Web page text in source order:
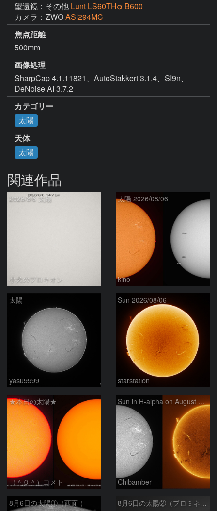
望遠鏡：その他 Lunt LS60THα B600
カメラ：ZWOASI294MC
焦点距離
500mm
画像処理
SharpCap 4.1.11821、AutoStakkert 3.1.4、SI9n、
DeNoise AI 3.7.2
カテゴリー
太陽
天体
太陽
関連作品
2026/8/6 太陽
小犬のプロキオン
太陽 2026/08/06
kino
太陽
yasu9999
Sun 2026/08/06
starstation
★本日の太陽★
（＾０＾）コメト
Sun in H-alpha on August 6, 2026
Chibamber
8月6日の太陽①（西面 ） 8月6日の太陽②（プロミネン北東縁 ）